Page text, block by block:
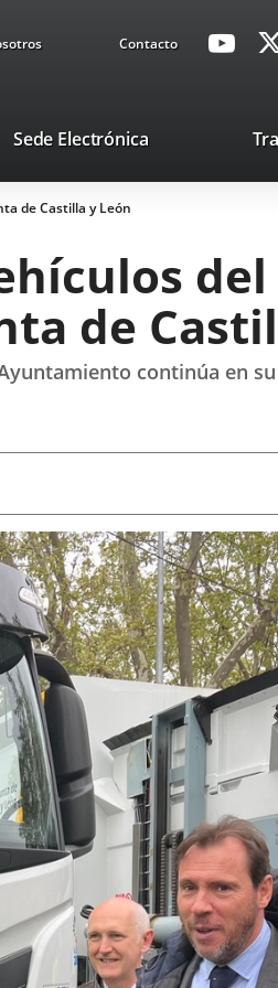
Contacto
Sede ElectrónicaEnlace
una
de Castilla y León
del
de
continúa en